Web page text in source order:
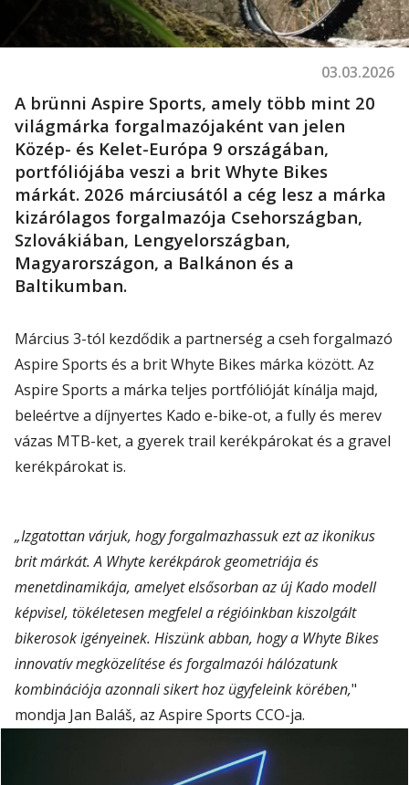
03.03.2026
A brünni Aspire Sports, amely több mint 20
világmárka forgalmazójaként van jelen
Közép- és Kelet-Európa 9 országában,
portfóliójába veszi a brit Whyte Bikes
márkát. 2026 márciusától a cég lesz a márka
kizárólagos forgalmazója Csehországban,
Szlovákiában, Lengyelországban,
Magyarországon, a Balkánon és a
Baltikumban.
Március 3-tól kezdődik a partnerség a cseh forgalmazó
Aspire Sports és a brit Whyte Bikes márka között. Az
Aspire Sports a márka teljes portfólióját kínálja majd,
beleértve a díjnyertes Kado e-bike-ot, a fully és merev
vázas MTB-ket, a gyerek trail kerékpárokat és a gravel
kerékpárokat is.
„Izgatottan várjuk, hogy forgalmazhassuk ezt az ikonikus
brit márkát. A Whyte kerékpárok geometriája és
menetdinamikája, amelyet elsősorban az új Kado modell
képvisel, tökéletesen megfelel a régióinkban kiszolgált
bikerosok igényeinek. Hiszünk abban, hogy a Whyte Bikes
innovatív megközelítése és forgalmazói hálózatunk
kombinációja azonnali sikert hoz ügyfeleink körében,"
mondja Jan Baláš, az Aspire Sports CCO-ja.